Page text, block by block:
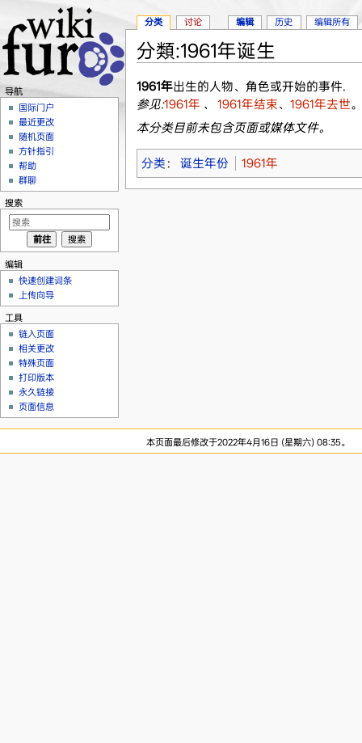
分類:1961年诞生
1961年出生的人物、角色或开始的事件.
参见:1961年 、 1961年结束、 1961年去世。
本分类目前未包含页面或媒体文件。
分类 ： 诞生年份 1961年
分类 讨论 编辑 历史 编辑所有
导航
国际门户
最近更改
随机页面
方针指引
帮助
群聊
搜索
编辑
快速创建词条
上传向导
工具
链入页面
相关更改
特殊页面
打印版本
永久链接
页面信息
本页面最后修改于2022年4月16日 (星期六) 08:35。